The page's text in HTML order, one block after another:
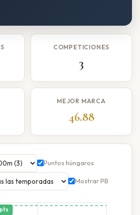
COMPETICIONES
3
MEJOR MARCA
46.88
Puntos húngaros
Mostrar PB